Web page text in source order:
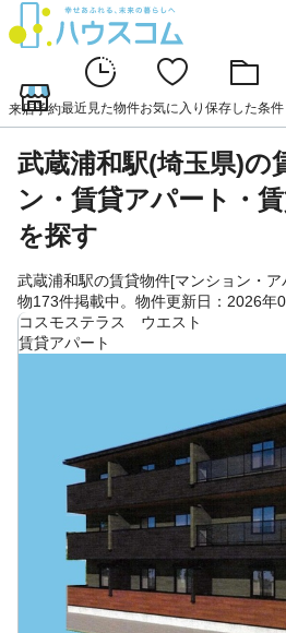
来店予約最近見た物件お気に入り 保存した条件
武蔵浦和駅(埼玉県)の
ン・賃貸アパート・
を探す
武蔵浦和駅の賃貸物件[マンション・
物173件掲載中。物件更新日：2026年
コスモステラス ウエスト
賃貸アパート